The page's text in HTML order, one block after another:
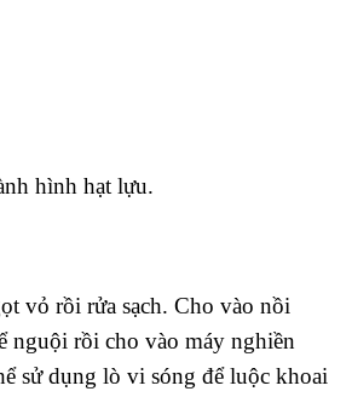
hình hạt lựu.
vỏ rồi rửa sạch. Cho vào nồi
nguội rồi cho vào máy nghiền
sử dụng lò vi sóng để luộc khoai